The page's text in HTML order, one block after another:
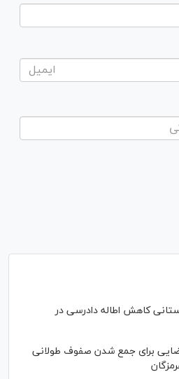
کاهش اطاله دادرسی در
برای جمع شدن صفوف طولانی